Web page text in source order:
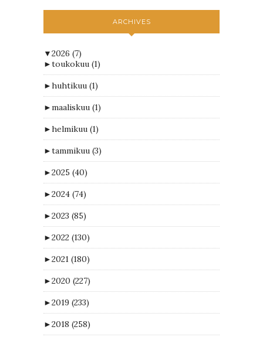
ARCHIVES
▼2026 (7)
►toukokuu (1)
►huhtikuu (1)
►maaliskuu (1)
►helmikuu (1)
►tammikuu (3)
►2025 (40)
►2024 (74)
►2023 (85)
►2022 (130)
►2021 (180)
►2020 (227)
►2019 (233)
►2018 (258)